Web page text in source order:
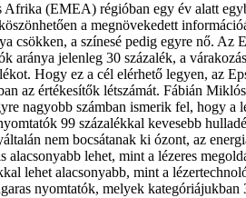
Afrika (EMEA) régióban egy év alatt
a megnövekedett
csökken, a színesé pedig egyre nő. Az
aránya jelenleg 30 százalék, a
Hogy ez a cél elérhető legyen, az
az értékesítők létszámát. Fábián
nagyobb számban ismerik fel, hogy a
99 százalékkal kevesebb
nem bocsátanak ki ózont, az
alacsonyabb lehet, mint a lézeres
lehet alacsonyabb, mint a
nyomtatók, melyek kategóriájukban